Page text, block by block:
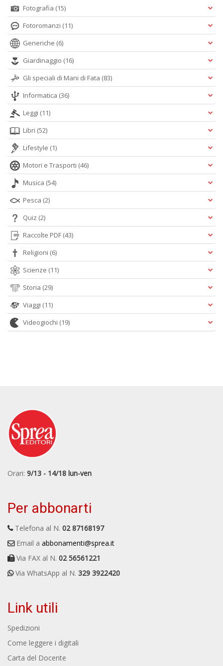
Fotografia (15)
Fotoromanzi (11)
Generiche (6)
Giardinaggio (16)
Gli speciali di Mani di Fata (83)
Informatica (36)
Leggi (11)
Libri (52)
Lifestyle (1)
Motori e Trasporti (46)
Musica (54)
Pesca (2)
Quiz (2)
Raccolte PDF (43)
Religioni (6)
Scienze (11)
Storia (29)
Viaggi (11)
Videogiochi (19)
Orari: 9/13 - 14/18 lun-ven
Per abbonarti
Telefona al N. 02 87168197
Email a abbonamenti@sprea.it
Via FAX al N. 02 56561221
Via WhatsApp al N. 329 3922420
Link utili
Spedizioni
Come leggere i digitali
Carta del Docente